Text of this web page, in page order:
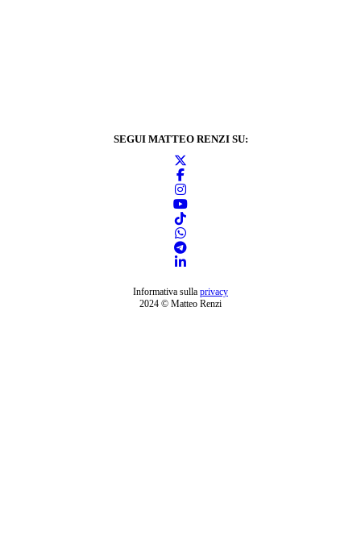
SEGUI MATTEO RENZI SU:
Informativa sulla privacy
2024 © Matteo Renzi